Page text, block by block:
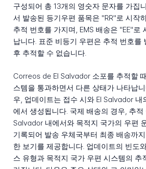
구성되어 총 13개의 영숫자 문자를 가집
서 발송된 등기우편 품목은 "RR"로 시작
추적 번호를 가지며, EMS 배송은 "EE"로
납니다. 표준 비등기 우편은 추적 번호를
후 추적할 수 없습니다.
Correos de El Salvador 소포를 추적할
스템을 통과하면서 다른 상태가 나타납
우, 업데이트는 접수 시와 El Salvador 내
에서 생성됩니다. 국제 배송의 경우, 추적
Salvador 내에서와 목적지 국가의 우편
기록되어 발송 우체국부터 최종 배송까
한 보기를 제공합니다. 업데이트의 빈도
스 유형과 목적지 국가 우편 시스템의 추